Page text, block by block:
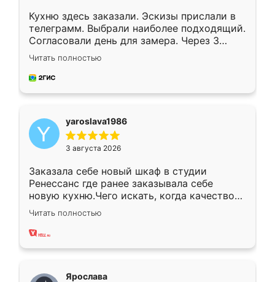
Кухню здесь заказали. Эскизы прислали в
телеграмм. Выбрали наиболее подходящий.
Согласовали день для замера. Через 3
недели кухня была уже готова. Остались
довольны работой. Спасибо Ренессанс
мебель за качественную работу!
Читать полностью
yaroslava1986
3 августа 2026
Заказала себе новый шкаф в студии
Ренессанс где ранее заказывала себе
новую кухню.Чего искать, когда качеством
вполне довольна. Служит кухня уже почти
два года, нареканий нет.
Читать полностью
Ярослава